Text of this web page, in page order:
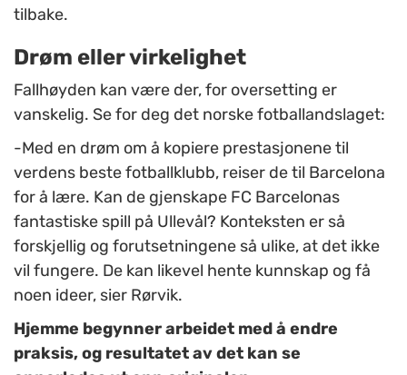
tilbake.
Drøm eller virkelighet
Fallhøyden kan være der, for oversetting er
vanskelig. Se for deg det norske fotballandslaget:
-Med en drøm om å kopiere prestasjonene til
verdens beste fotballklubb, reiser de til Barcelona
for å lære. Kan de gjenskape FC Barcelonas
fantastiske spill på Ullevål? Konteksten er så
forskjellig og forutsetningene så ulike, at det ikke
vil fungere. De kan likevel hente kunnskap og få
noen ideer, sier Rørvik.
Hjemme begynner arbeidet med å endre
praksis, og resultatet av det kan se